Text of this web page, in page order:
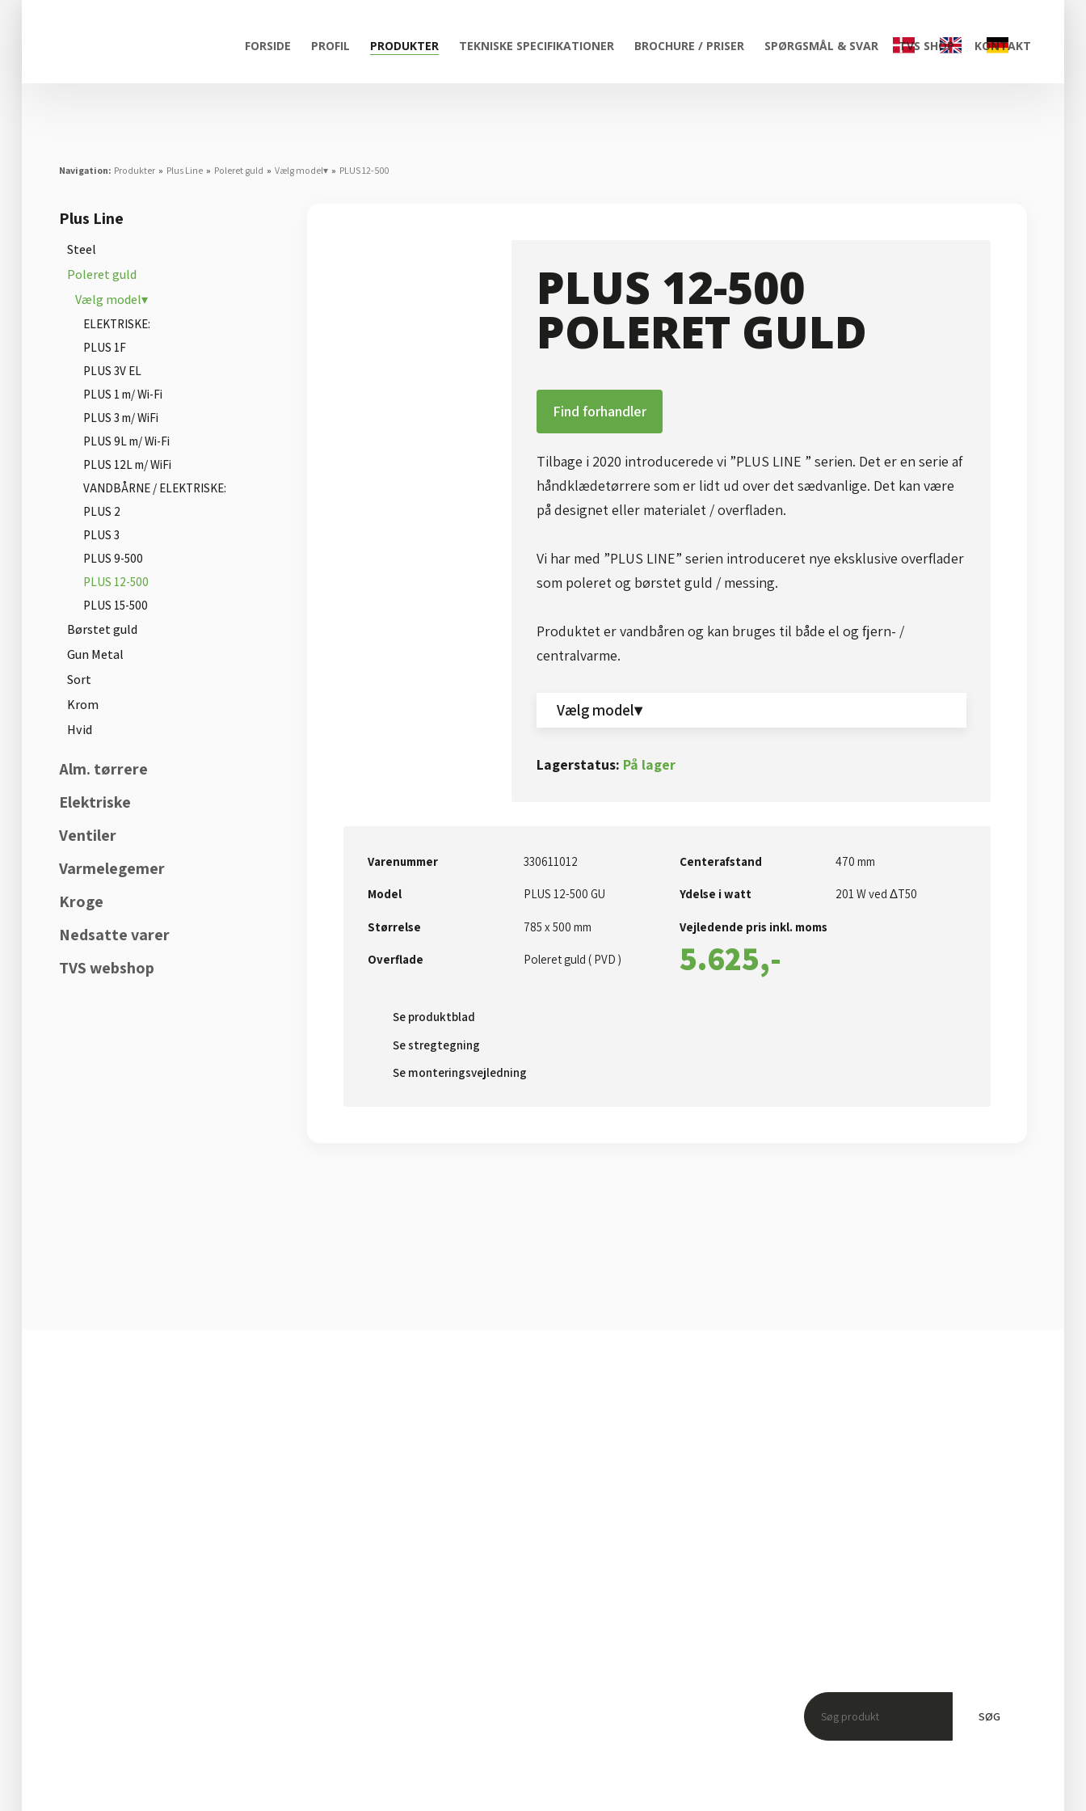
FORSIDE PROFIL PRODUKTER TEKNISKE SPECIFIKATIONER BROCHURE / PRISER SPØRGSMÅL & SVAR TVS SHOP KONTAKT
Navigation: Produkter » Plus Line » Poleret guld » Vælg model▾ » PLUS 12-500
Plus Line
Steel
Poleret guld
Vælg model▾
ELEKTRISKE:
PLUS 1F
PLUS 3V EL
PLUS 1 m/ Wi-Fi
PLUS 3 m/ WiFi
PLUS 9L m/ Wi-Fi
PLUS 12L m/ WiFi
VANDBÅRNE / ELEKTRISKE:
PLUS 2
PLUS 3
PLUS 9-500
PLUS 12-500
PLUS 15-500
Børstet guld
Gun Metal
Sort
Krom
Hvid
Alm. tørrere
Elektriske
Ventiler
Varmelegemer
Kroge
Nedsatte varer
TVS webshop
PLUS 12-500
POLERET GULD
Find forhandler
Tilbage i 2020 introducerede vi ”PLUS LINE ” serien. Det er en serie af
håndklædetørrere som er lidt ud over det sædvanlige. Det kan være
på designet eller materialet / overfladen.​
Vi har med ”PLUS LINE” serien introduceret nye eksklusive overflader
som poleret og børstet guld / messing.
Produktet er vandbåren og kan bruges til både el og fjern- /
centralvarme.​​
Vælg model▾
Lagerstatus: På lager
Varenummer 330611012
Model PLUS 12-500 GU
Størrelse 785 x 500 mm​
Overflade Poleret guld ( PVD )
Centerafstand 470 mm
Ydelse i watt 201 W ved ΔT50​
Vejledende pris inkl. moms​
5.625,-​
Se produktblad​
Se stregtegning
Se monteringsvejledning